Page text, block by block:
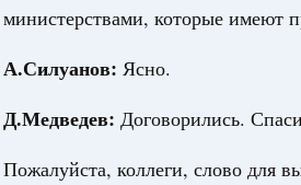
министерствами, которые имеют
А.Силуанов: Ясно.
Д.Медведев: Договорились.
Пожалуйста, коллеги, слово для